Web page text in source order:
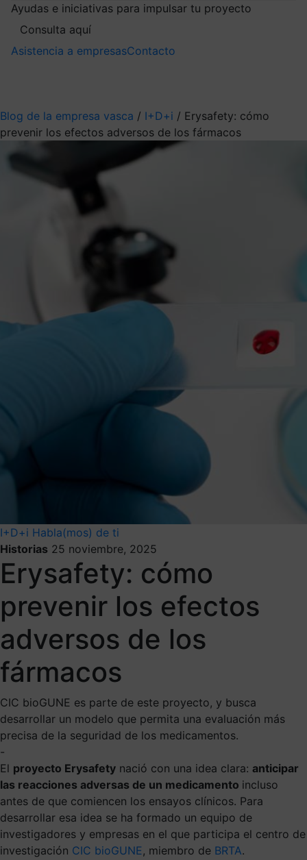
Ayudas e iniciativas para impulsar tu proyecto
Consulta aquí
Asistencia a empresasContacto
Blog de la empresa vasca / I+D+i / Erysafety: cómo
prevenir los efectos adversos de los fármacos
I+D+i Habla(mos) de ti
Historias 25 noviembre, 2025
Erysafety: cómo
prevenir los efectos
adversos de los
fármacos
CIC bioGUNE es parte de este proyecto, y busca
desarrollar un modelo que permita una evaluación más
precisa de la seguridad de los medicamentos.
-
El proyecto Erysafety nació con una idea clara: anticipar
las reacciones adversas de un medicamento incluso
antes de que comiencen los ensayos clínicos. Para
desarrollar esa idea se ha formado un equipo de
investigadores y empresas en el que participa el centro de
investigación CIC bioGUNE , miembro de BRTA.